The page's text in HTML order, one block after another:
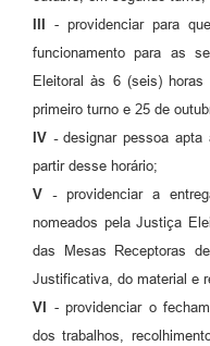
- providenciar para
funcionamento para as
Eleitoral às 6 (seis)
primeiro turno e 25 de
IV -designar pessoa apta
partir desse horário;
V -providenciar a
nomeados pela Justiça
das Mesas Receptoras
Justificativa, do material e
VI - providenciar o
dos trabalhos,